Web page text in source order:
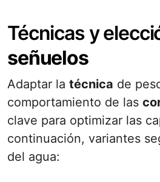
Técnicas y
señuelos
Adaptar la técnica de
comportamiento de las
clave para optimizar las
continuación, variantes
del agua: